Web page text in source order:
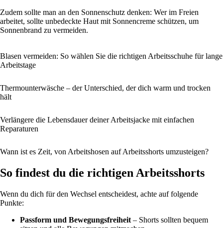
Zudem sollte man an den Sonnenschutz denken: Wer im Freien
arbeitet, sollte unbedeckte Haut mit Sonnencreme schützen, um
Sonnenbrand zu vermeiden.
Blasen vermeiden: So wählen Sie die richtigen Arbeitsschuhe für lange
Arbeitstage
Thermounterwäsche – der Unterschied, der dich warm und trocken
hält
Verlängere die Lebensdauer deiner Arbeitsjacke mit einfachen
Reparaturen
Wann ist es Zeit, von Arbeitshosen auf Arbeitsshorts umzusteigen?
So findest du die richtigen Arbeitsshorts
Wenn du dich für den Wechsel entscheidest, achte auf folgende
Punkte:
Passform und Bewegungsfreiheit – Shorts sollten bequem